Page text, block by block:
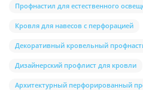
Профнастил для естественного
Кровля для навесов с перфорацией
Декоративный кровельный
Дизайнерский профлист для кровли
Архитектурный перфорированный